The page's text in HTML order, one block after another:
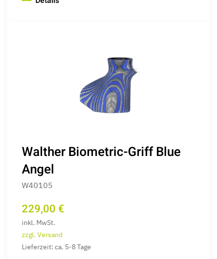
Walther Biometric-Griff Blue
Angel
W40105
229,00 €
inkl. MwSt.
zzgl. Versand
Lieferzeit: ca. 5-8 Tage